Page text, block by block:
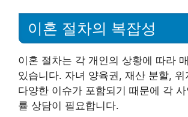
이혼 절차의 복잡성
이혼 절차는 각 개인의 상황에 따라
있습니다. 자녀 양육권, 재산 분할, 위
다양한 이슈가 포함되기 때문에 각
률 상담이 필요합니다.